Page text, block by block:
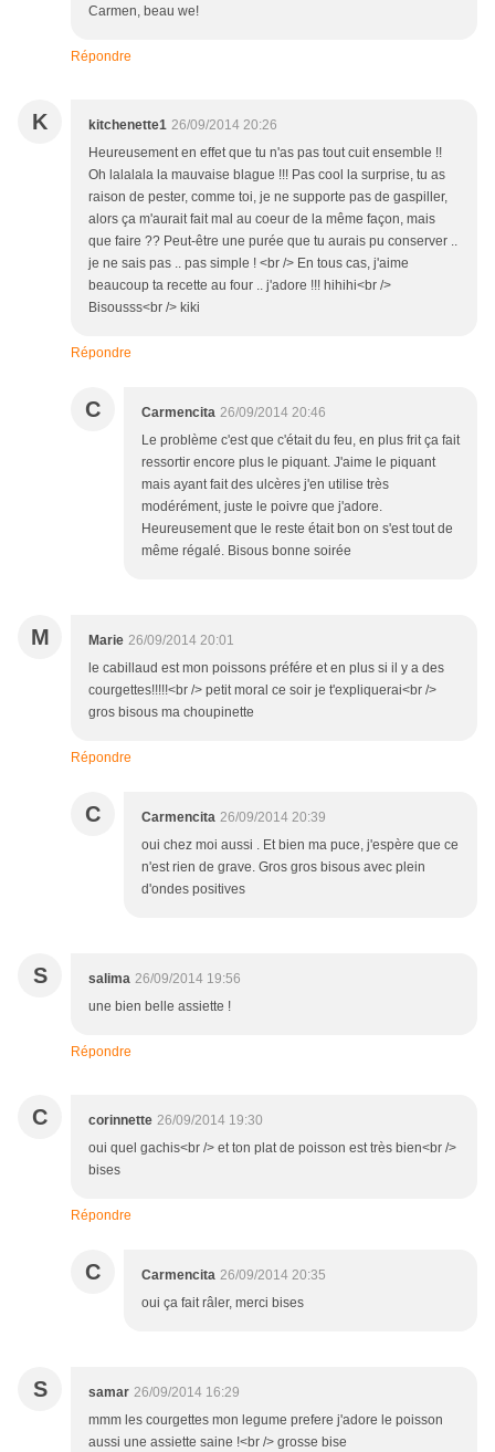
Carmen, beau we!
Répondre
K kitchenette1 26/09/2014 20:26
Heureusement en effet que tu n'as pas tout cuit ensemble !!
Oh lalalala la mauvaise blague !!! Pas cool la surprise, tu as
raison de pester, comme toi, je ne supporte pas de gaspiller,
alors ça m'aurait fait mal au coeur de la même façon, mais
que faire ?? Peut-être une purée que tu aurais pu conserver ..
je ne sais pas .. pas simple ! <br /> En tous cas, j'aime
beaucoup ta recette au four .. j'adore !!! hihihi<br />
Bisousss<br /> kiki
Répondre
C Carmencita 26/09/2014 20:46
Le problème c'est que c'était du feu, en plus frit ça fait
ressortir encore plus le piquant. J'aime le piquant
mais ayant fait des ulcères j'en utilise très
modérément, juste le poivre que j'adore.
Heureusement que le reste était bon on s'est tout de
même régalé. Bisous bonne soirée
M Marie 26/09/2014 20:01
le cabillaud est mon poissons préfére et en plus si il y a des
courgettes!!!!!<br /> petit moral ce soir je t'expliquerai<br />
gros bisous ma choupinette
Répondre
C Carmencita 26/09/2014 20:39
oui chez moi aussi . Et bien ma puce, j'espère que ce
n'est rien de grave. Gros gros bisous avec plein
d'ondes positives
S salima 26/09/2014 19:56
une bien belle assiette !
Répondre
C corinnette 26/09/2014 19:30
oui quel gachis<br /> et ton plat de poisson est très bien<br />
bises
Répondre
C Carmencita 26/09/2014 20:35
oui ça fait râler, merci bises
S samar 26/09/2014 16:29
mmm les courgettes mon legume prefere j'adore le poisson
aussi une assiette saine !<br /> grosse bise